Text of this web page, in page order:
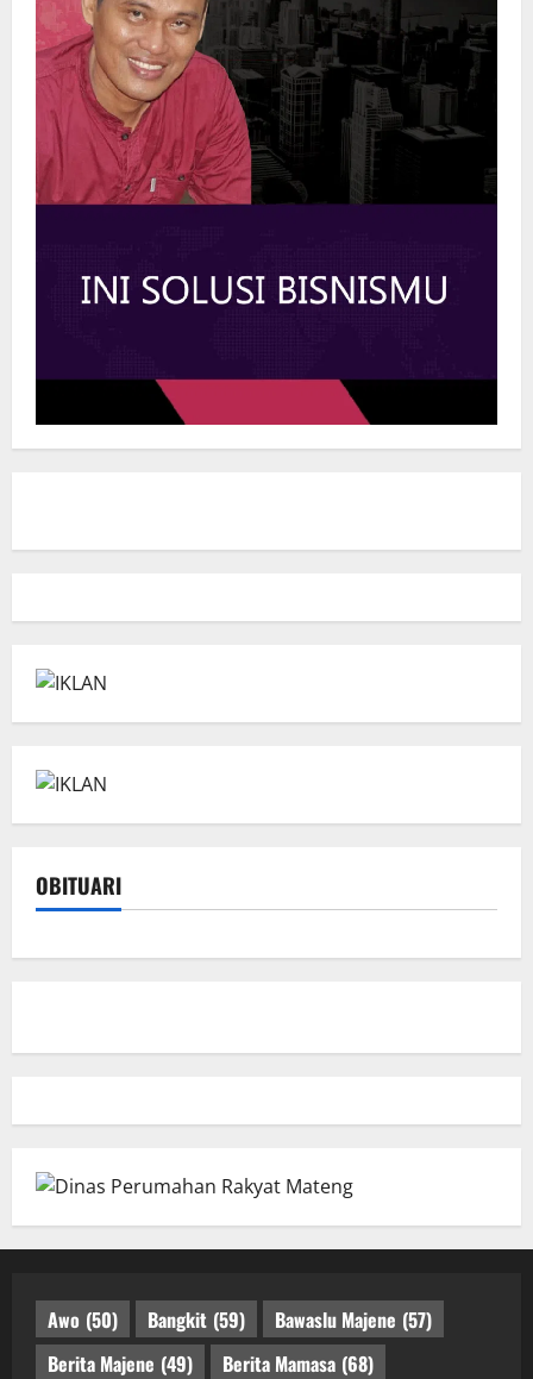
OBITUARI
Awo (50) Bangkit (59) Bawaslu Majene (57)
Berita Majene (49) Berita Mamasa (68)